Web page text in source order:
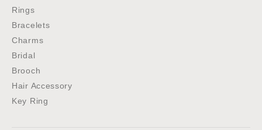
Rings
Bracelets
Charms
Bridal
Brooch
Hair Accessory
Key Ring